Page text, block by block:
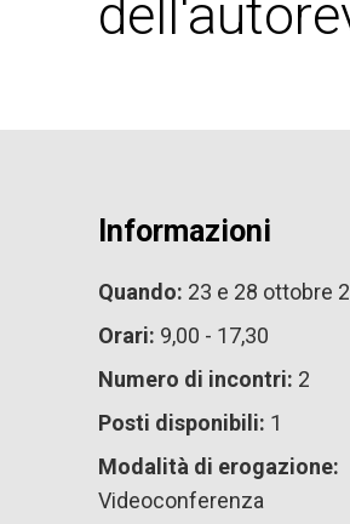
Informazioni
Quando: 23 e 28 ottobre
Orari: 9,00 - 17,30
Numero di incontri: 2
Posti disponibili: 1
Modalità di erogazione:
Videoconferenza